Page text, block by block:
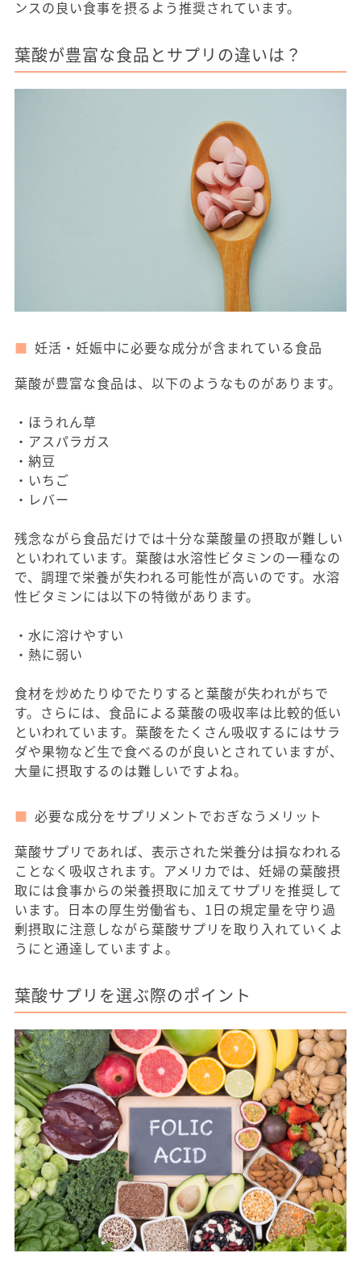
ンスの良い食事を摂るよう推奨されています。
葉酸が豊富な食品とサプリの違いは？
妊活・妊娠中に必要な成分が含まれている食品
葉酸が豊富な食品は、以下のようなものがあります。
・ほうれん草
・アスパラガス
・納豆
・いちご
・レバー
残念ながら食品だけでは十分な葉酸量の摂取が難しい
といわれています。葉酸は水溶性ビタミンの一種なの
で、調理で栄養が失われる可能性が高いのです。水溶
性ビタミンには以下の特徴があります。
・水に溶けやすい
・熱に弱い
食材を炒めたりゆでたりすると葉酸が失われがちで
す。さらには、食品による葉酸の吸収率は比較的低い
といわれています。葉酸をたくさん吸収するにはサラ
ダや果物など生で食べるのが良いとされていますが、
大量に摂取するのは難しいですよね。
必要な成分をサプリメントでおぎなうメリット
葉酸サプリであれば、表示された栄養分は損なわれる
ことなく吸収されます。アメリカでは、妊婦の葉酸摂
取には食事からの栄養摂取に加えてサプリを推奨して
います。日本の厚生労働省も、1日の規定量を守り過
剰摂取に注意しながら葉酸サプリを取り入れていくよ
うにと通達していますよ。
葉酸サプリを選ぶ際のポイント